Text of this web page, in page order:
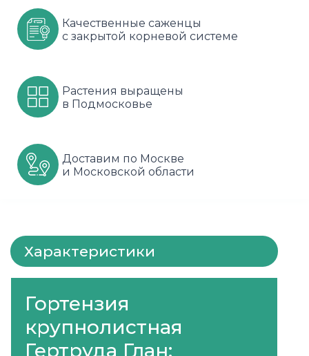
Черемуховое дерева
Черешни
Шелковица
Рябина красная
Рябина черноплодная
Сортовые
Шиповник
Розовые розы
Розы фиолетовые
Спрей
Чайно гибридные
Качественные саженцы
с закрытой корневой системе
Растения выращены
в Подмосковье
Доставим по Москве
и Московской области
Характеристики
Гортензия
крупнолистная
Гертруда Глан: